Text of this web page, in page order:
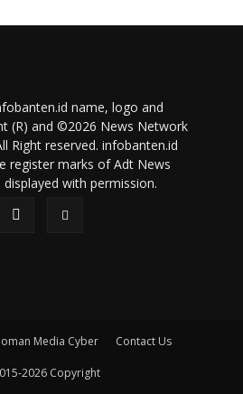
name, logo and
(R) and ©2026 News Network
Right reserved. infobanten.id
register marks of Adt News
with permission.
Media Cyber Contact Us
2026 Copyright